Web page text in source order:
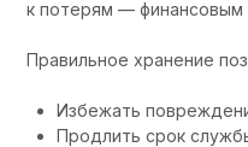
к потерям — финансовым
Правильное хранение
Избежать
Продлить срок